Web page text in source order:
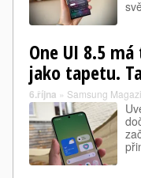
One UI 8.5
jako tapetu.
6.října » Samsung